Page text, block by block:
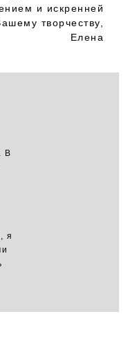
и искренней
творчеству,
Елена
В
я